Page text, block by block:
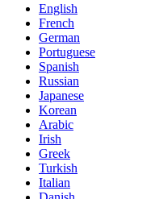
English
French
German
Portuguese
Spanish
Russian
Japanese
Korean
Arabic
Irish
Greek
Turkish
Italian